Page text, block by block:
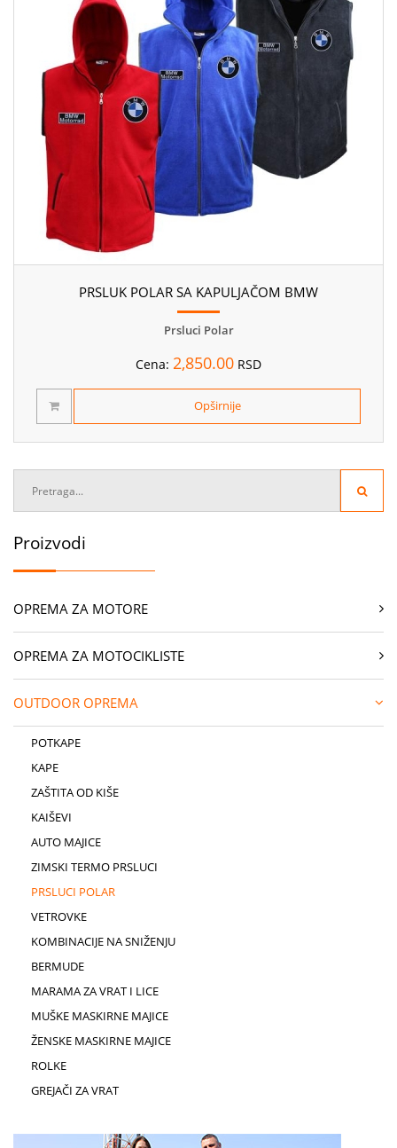
PRSLUK POLAR SA KAPULJAČOM BMW
Prsluci Polar
Cena: 2,850.00 RSD
Opširnije
Proizvodi
OPREMA ZA MOTORE
OPREMA ZA MOTOCIKLISTE
OUTDOOR OPREMA
POTKAPE
KAPE
ZAŠTITA OD KIŠE
KAIŠEVI
AUTO MAJICE
ZIMSKI TERMO PRSLUCI
PRSLUCI POLAR
VETROVKE
KOMBINACIJE NA SNIŽENJU
BERMUDE
MARAMA ZA VRAT I LICE
MUŠKE MASKIRNE MAJICE
ŽENSKE MASKIRNE MAJICE
ROLKE
GREJAČI ZA VRAT